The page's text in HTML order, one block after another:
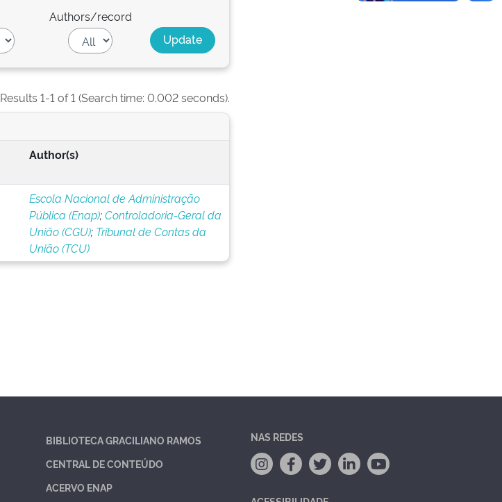
Authors/record
Results 1-1 of 1 (Search time: 0.002 seconds).
Author(s)
Escola Nacional de Administração
Pública (Enap);Controladoria-Geral da
União (CGU); Tribunal de Contas da
União (TCU)
BIBLIOTECA GRACILIANO RAMOS
CENTRAL DE CONTEÚDO
ACERVO ENAP
NAS REDES